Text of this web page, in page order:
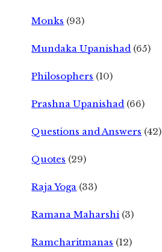
Monks (93)
Mundaka Upanishad (65)
Philosophers (10)
Prashna Upanishad (66)
Questions and Answers (42)
Quotes (29)
Raja Yoga (33)
Ramana Maharshi (3)
Ramcharitmanas (12)